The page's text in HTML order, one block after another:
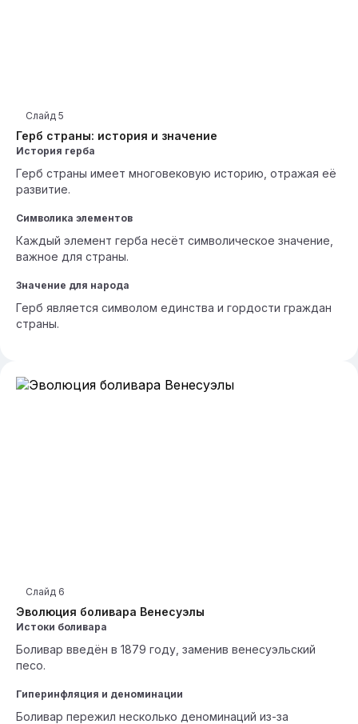
Герб страны: история и значение
Слайд 5
История герба
Герб страны имеет многовековую историю, отражая её
развитие.
Символика элементов
Каждый элемент герба несёт символическое значение,
важное для страны.
Значение для народа
Герб является символом единства и гордости граждан
страны.
Эволюция боливара Венесуэлы
Слайд 6
Истоки боливара
Боливар введён в 1879 году, заменив венесуэльский
песо.
Гиперинфляция и деноминации
Боливар пережил несколько деноминаций из-за